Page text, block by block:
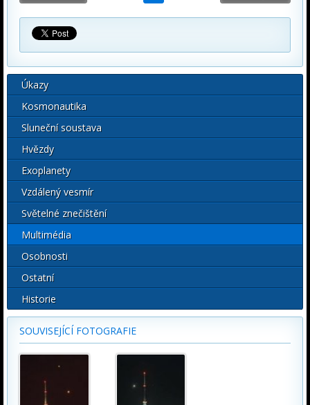
Úkazy
Kosmonautika
Sluneční soustava
Hvězdy
Exoplanety
Vzdálený vesmír
Světelné znečištění
Multimédia
Osobnosti
Ostatní
Historie
SOUVISEJÍCÍ FOTOGRAFIE